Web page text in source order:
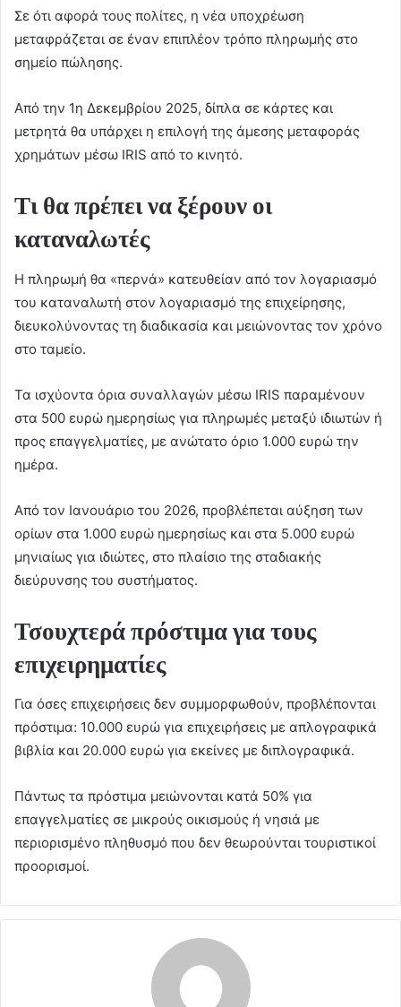
Σε ότι αφορά τους πολίτες, η νέα υποχρέωση
μεταφράζεται σε έναν επιπλέον τρόπο πληρωμής στο
σημείο πώλησης.
Από την 1η Δεκεμβρίου 2025, δίπλα σε κάρτες και
μετρητά θα υπάρχει η επιλογή της άμεσης μεταφοράς
χρημάτων μέσω IRIS από το κινητό.
Τι θα πρέπει να ξέρουν οι
καταναλωτές
Η πληρωμή θα «περνά» κατευθείαν από τον λογαριασμό
του καταναλωτή στον λογαριασμό της επιχείρησης,
διευκολύνοντας τη διαδικασία και μειώνοντας τον χρόνο
στο ταμείο.
Τα ισχύοντα όρια συναλλαγών μέσω IRIS παραμένουν
στα 500 ευρώ ημερησίως για πληρωμές μεταξύ ιδιωτών ή
προς επαγγελματίες, με ανώτατο όριο 1.000 ευρώ την
ημέρα.
Από τον Ιανουάριο του 2026, προβλέπεται αύξηση των
ορίων στα 1.000 ευρώ ημερησίως και στα 5.000 ευρώ
μηνιαίως για ιδιώτες, στο πλαίσιο της σταδιακής
διεύρυνσης του συστήματος.
Τσουχτερά πρόστιμα για τους
επιχειρηματίες
Για όσες επιχειρήσεις δεν συμμορφωθούν, προβλέπονται
πρόστιμα: 10.000 ευρώ για επιχειρήσεις με απλογραφικά
βιβλία και 20.000 ευρώ για εκείνες με διπλογραφικά.
Πάντως τα πρόστιμα μειώνονται κατά 50% για
επαγγελματίες σε μικρούς οικισμούς ή νησιά με
περιορισμένο πληθυσμό που δεν θεωρούνται τουριστικοί
προορισμοί.